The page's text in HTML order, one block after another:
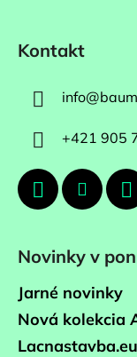
Kontakt
info@
+421 905
Novinky v
Jarné novinky
Nová kolekcia